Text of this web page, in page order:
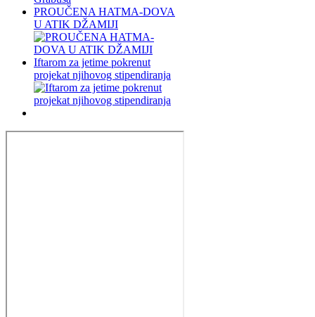
PROUČENA HATMA-DOVA
U ATIK DŽAMIJI
Iftarom za jetime pokrenut
projekat njihovog stipendiranja